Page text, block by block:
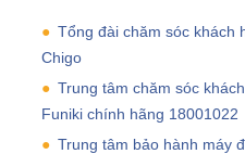
Tổng đài chăm sóc khách
Chigo
Trung tâm chăm sóc
Funiki chính hãng 18001022
Trung tâm bảo hành máy